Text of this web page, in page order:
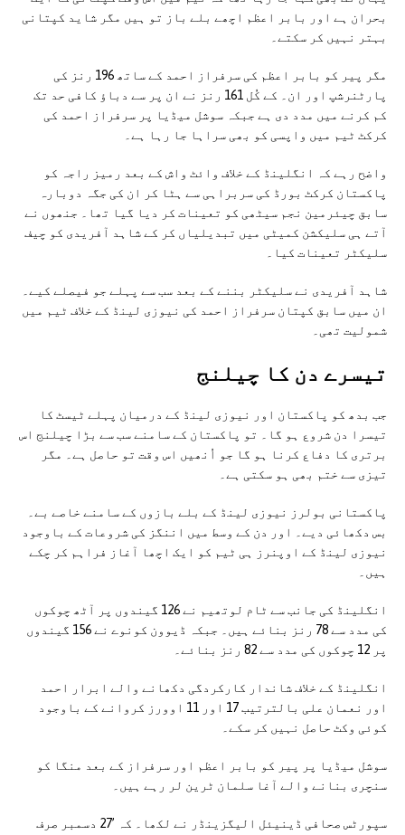
بحران ہے اور بابر اعظم اچھے بلے باز تو ہیں مگر شاید کپتانی
بہتر نہیں کر سکتے۔
مگر پیر کو بابر اعظم کی سرفراز احمد کے ساتھ 196 رنز کی
پارٹنرشپ اور ان۔ کے کُل 161 رنز نے ان پر سے دباؤ کافی حد تک
کم کرنے میں مدد دی ہے جبکہ سوشل میڈیا پر سرفراز احمد کی
کرکٹ ٹیم میں واپسی کو بھی سراہا جا رہا ہے۔
واضح رہے کہ انگلینڈ کے خلاف وائٹ واش کے بعد رمیز راجہ کو
پاکستان کرکٹ بورڈ کی سربراہی سے ہٹا کر ان کی جگہ دوبارہ
سابق چیئرمین نجم سیٹھی کو تعینات کر دیا گیا تھا۔ جنھوں نے
آتے ہی سلیکشن کمیٹی میں تبدیلیاں کر کے شاہد آفریدی کو چیف
سلیکٹر تعینات کیا۔
شاہد آفریدی نے سلیکٹر بننے کے بعد سب سے پہلے جو فیصلے کیے۔
ان میں سابق کپتان سرفراز احمد کی نیوزی لینڈ کے خلاف ٹیم میں
شمولیت تھی۔
تیسرے دن کا چیلنج
جب بدھ کو پاکستان اور نیوزی لینڈ کے درمیان پہلے ٹیسٹ کا
تیسرا دن شروع ہو گا۔ تو پاکستان کے سامنے سب سے بڑا چیلنج اس
برتری کا دفاع کرنا ہو گا جو اُنھیں اس وقت تو حاصل ہے۔ مگر
تیزی سے ختم بھی ہو سکتی ہے۔
پاکستانی بولرز نیوزی لینڈ کے بلے بازوں کے سامنے خاصے بے۔
بس دکھائی دیے۔ اور دن کے وسط میں اننگز کی شروعات کے باوجود
نیوزی لینڈ کے اوپنرز ہی ٹیم کو ایک اچھا آغاز فراہم کر چکے
ہیں۔
انگلینڈ کی جانب سے ٹام لوتھیم نے 126 گیندوں پر آٹھ چوکوں
کی مدد سے 78 رنز بنائے ہیں۔ جبکہ ڈیوون کونوے نے 156 گیندوں
پر 12 چوکوں کی مدد سے 82 رنز بنائے۔
انگلینڈ کے خلاف شاندار کارکردگی دکھانے والے ابرار احمد
اور نعمان علی بالترتیب 17 اور 11 اوورز کروانے کے باوجود
کوئی وکٹ حاصل نہیں کر سکے۔
سوشل میڈیا پر پیر کو بابر اعظم اور سرفراز کے بعد منگا کو
سنچری بنانے والے آغا سلمان ٹرین لر رہے ہیں۔
سپورٹس صحافی ڈینیئل الیگزینڈر نے لکھا۔ کہ ’27 دسمبر صرف